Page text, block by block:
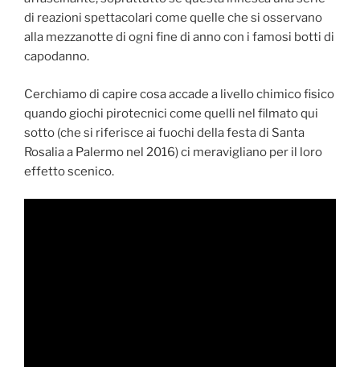
di reazioni spettacolari come quelle che si osservano
alla mezzanotte di ogni fine di anno con i famosi botti di
capodanno.
Cerchiamo di capire cosa accade a livello chimico fisico
quando giochi pirotecnici come quelli nel filmato qui
sotto (che si riferisce ai fuochi della festa di Santa
Rosalia a Palermo nel 2016) ci meravigliano per il loro
effetto scenico.